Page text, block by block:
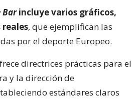
Barincluye varios gráficos,
reales, que ejemplifican las
por el deporte Europeo.
directrices prácticas para el
y la dirección de
estándares claros